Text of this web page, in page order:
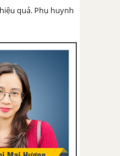
quả. Phụ huynh